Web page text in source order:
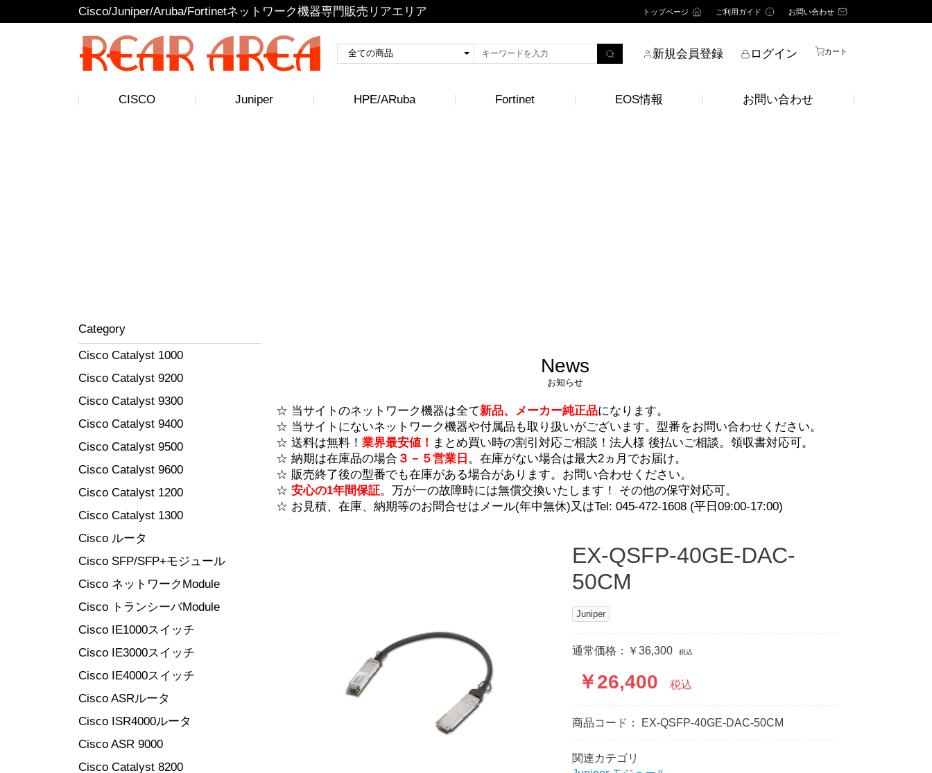
Cisco/Juniper/Aruba/Fortinetネットワーク機器専門販売リアエリア トップページ ご利用ガイド お問い合わせ
新規会員登録 ログイン カート
CISCO Juniper HPE/ARuba Fortinet EOS情報 お問い合わせ
Category
Cisco Catalyst 1000
Cisco Catalyst 9200
Cisco Catalyst 9300
Cisco Catalyst 9400
Cisco Catalyst 9500
Cisco Catalyst 9600
Cisco Catalyst 1200
Cisco Catalyst 1300
Cisco ルータ
Cisco SFP/SFP+モジュール
Cisco ネットワークModule
Cisco トランシーバModule
Cisco IE1000スイッチ
Cisco IE3000スイッチ
Cisco IE4000スイッチ
Cisco ASRルータ
Cisco ISR4000ルータ
Cisco ASR 9000
Cisco Catalyst 8200
News
お知らせ
☆ 当サイトのネットワーク機器は全て新品、メーカー純正品になります。
☆ 当サイトにないネットワーク機器や付属品も取り扱いがございます。型番をお問い合わせください。
☆ 送料は無料！ 業界最安値！ まとめ買い時の割引対応ご相談！法人様 後払いご相談。領収書対応可。
☆ 納期は在庫品の場合 ３－５営業日 。在庫がない場合は最大2ヵ月でお届け。
☆ 販売終了後の型番でも在庫がある場合があります。 お問い合わせください。
☆ 安心の1年間保証。万が一の故障時には無償交換いたします！ その他の保守対応可。
☆ お見積、在庫、納期等のお問合せはメール(年中無休)又はTel: 045-472-1608 (平日09:00-17:00)
EX-QSFP-40GE-DAC-
50CM
Juniper
通常価格：￥36,300 税込
￥26,400 税込
商品コード： EX-QSFP-40GE-DAC-50CM
関連カテゴリ